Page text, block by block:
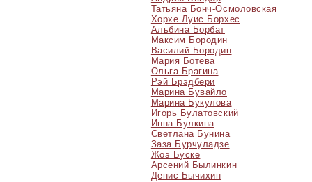
Татьяна Бонч-Осмоловcкая
Хорхе Луис Борхес
Альбина Борбат
Максим Бородин
Василий Бородин
Мария Ботева
Ольга Брагина
Рэй Брэдбери
Марина Бувайло
Марина Букулова
Игорь Булатовский
Инна Булкина
Светлана Бунина
Заза Бурчуладзе
Жоэ Буске
Арсений Былинкин
Денис Бычихин